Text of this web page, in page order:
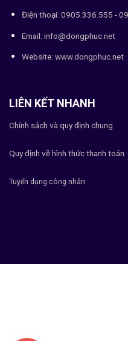
Điện thoại: 0905.336.555 -
Email: info@dongphuc.net
Website: www.dongphuc.net
LIÊN KẾT NHANH
Chính sách và quy định chung
Quy định về hình thức thanh toán
Tuyển dụng công nhân